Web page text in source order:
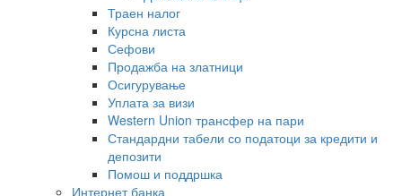
Траен налог
Курсна листа
Сефови
Продажба на златници
Осигурување
Уплата за визи
Western Union трансфер на пари
Стандардни табели со податоци за кредити и
депозити
Помош и поддршка
Интернет банка